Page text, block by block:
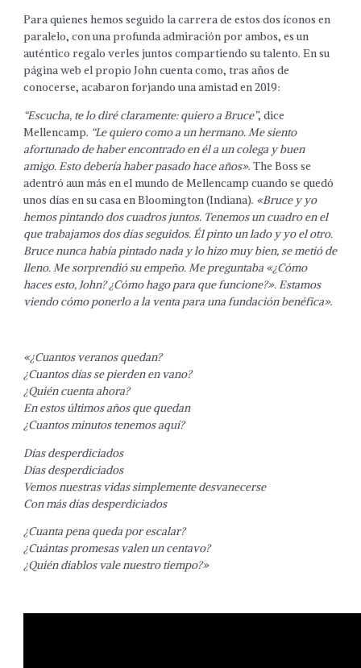
Para quienes hemos seguido la carrera de estos dos íconos en
paralelo, con una profunda admiración por ambos, es un
auténtico regalo verles juntos compartiendo su talento. En su
página web el propio John cuenta como, tras años de
conocerse, acabaron forjando una amistad en 2019:
“Escucha, te lo diré claramente: quiero a Bruce”, dice
Mellencamp. “Le quiero como a un hermano. Me siento
afortunado de haber encontrado en él a un colega y buen
amigo. Esto debería haber pasado hace años». The Boss se
adentró aun más en el mundo de Mellencamp cuando se quedó
unos días en su casa en Bloomington (Indiana). «Bruce y yo
hemos pintando dos cuadros juntos. Tenemos un cuadro en el
que trabajamos dos días seguidos. Él pinto un lado y yo el otro.
Bruce nunca había pintado nada y lo hizo muy bien, se metió de
lleno. Me sorprendió su empeño. Me preguntaba «¿Cómo
haces esto, John? ¿Cómo hago para que funcione?». Estamos
viendo cómo ponerlo a la venta para una fundación benéfica».
«¿Cuantos veranos quedan?
¿Cuantos días se pierden en vano?
¿Quién cuenta ahora?
En estos últimos años que quedan
¿Cuantos minutos tenemos aquí?
Días desperdiciados
Días desperdiciados
Vemos nuestras vidas simplemente desvanecerse
Con más días desperdiciados
¿Cuanta pena queda por escalar?
¿Cuántas promesas valen un centavo?
¿Quién diablos vale nuestro tiempo?»